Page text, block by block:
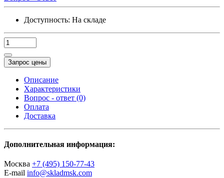
Доступность: На складе
Запрос цены
Описание
Характеристики
Вопрос - ответ (0)
Оплата
Доставка
Дополнительная информация:
Москва +7 (495) 150-77-43
E-mail info@skladmsk.com